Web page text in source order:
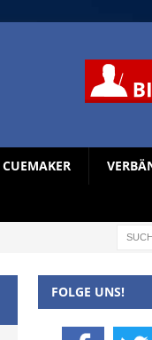
CUEMAKER
FOLGE UNS!